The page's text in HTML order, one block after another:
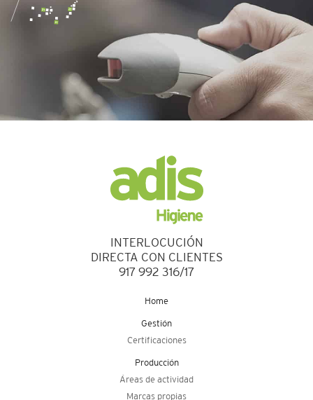
INTERLOCUCIÓN
DIRECTA CON CLIENTES
917 992 316/17
Home
Gestión
Certificaciones
Producción
Áreas de actividad
Marcas propias